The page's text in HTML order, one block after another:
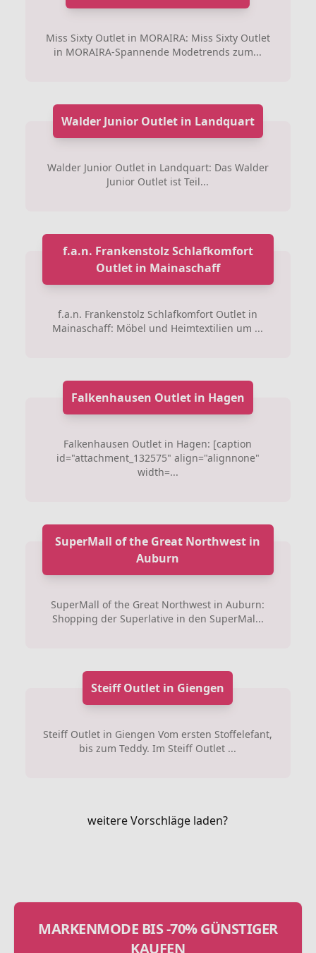
Miss Sixty Outlet in MORAIRA: Miss Sixty Outlet
in MORAIRA-Spannende Modetrends zum...
Walder Junior Outlet in Landquart
Walder Junior Outlet in Landquart: Das Walder
Junior Outlet ist Teil...
f.a.n. Frankenstolz Schlafkomfort
Outlet in Mainaschaff
f.a.n. Frankenstolz Schlafkomfort Outlet in
Mainaschaff: Möbel und Heimtextilien um ...
Falkenhausen Outlet in Hagen
Falkenhausen Outlet in Hagen: [caption
id="attachment_132575" align="alignnone"
width=...
SuperMall of the Great Northwest in
Auburn
SuperMall of the Great Northwest in Auburn:
Shopping der Superlative in den SuperMal...
Steiff Outlet in Giengen
Steiff Outlet in Giengen Vom ersten Stoffelefant,
bis zum Teddy. Im Steiff Outlet ...
weitere Vorschläge laden?
MARKENMODE BIS -70% GÜNSTIGER
KAUFEN